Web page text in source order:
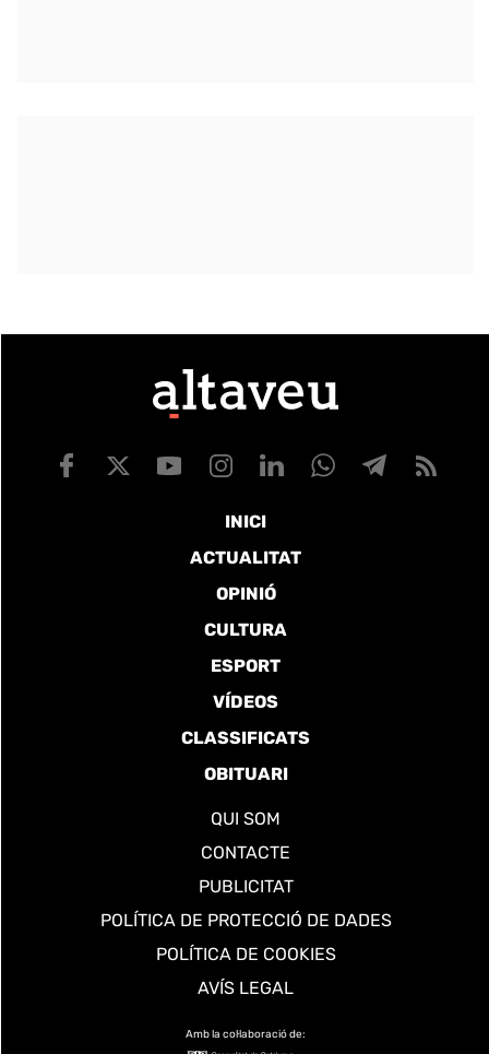
INICI
ACTUALITAT
OPINIÓ
CULTURA
ESPORT
VÍDEOS
CLASSIFICATS
OBITUARI
QUI SOM
CONTACTE
PUBLICITAT
POLÍTICA DE PROTECCIÓ DE DADES
POLÍTICA DE COOKIES
AVÍS LEGAL
Amb la col·laboració de: